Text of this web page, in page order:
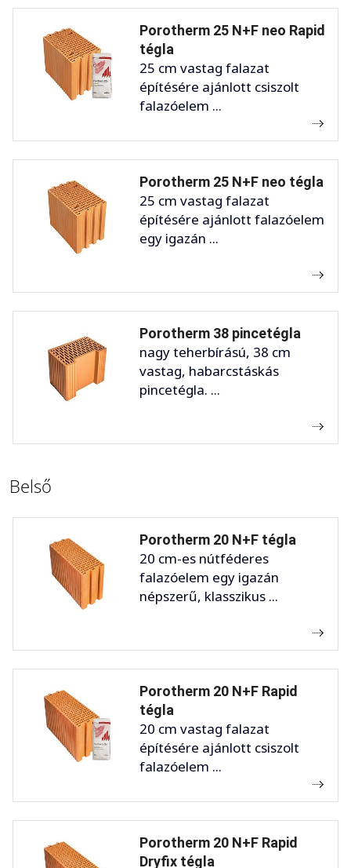
Porotherm 25 N+F neo Rapid
tégla
25 cm vastag falazat
építésére ajánlott csiszolt
falazóelem ...
Porotherm 25 N+F neo tégla
25 cm vastag falazat
építésére ajánlott falazóelem
egy igazán ...
Porotherm 38 pincetégla
nagy teherbírású, 38 cm
vastag, habarcstáskás
pincetégla. ...
Belső
Porotherm 20 N+F tégla
20 cm-es nútféderes
falazóelem egy igazán
népszerű, klasszikus ...
Porotherm 20 N+F Rapid
tégla
20 cm vastag falazat
építésére ajánlott csiszolt
falazóelem ...
Porotherm 20 N+F Rapid
Dryfix tégla